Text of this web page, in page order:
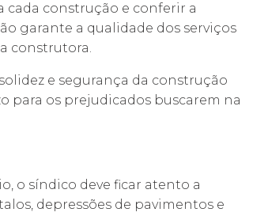
cada construção e conferir a
garante a qualidade dos serviços
construtora.
e segurança da construção
para os prejudicados buscarem na
o síndico deve ficar atento a
depressões de pavimentos e